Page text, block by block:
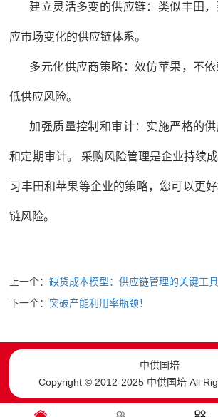
建立灵活多变的供应链：类似丰田
应市场变化的供应链体系。
多元化供应商策略：效仿苹果，不
低供应风险。
加强质量控制和审计：实施严格的
和定期审计。 采购风险管理是企业持续
习丰田和苹果等企业的策略，您可以更
链风险。
上一个：缺货成本模型：供应链管理的关键工具
下一个：突破产能利用率瓶颈！
中供国培
Copyright © 2012-2025 中供国培 All